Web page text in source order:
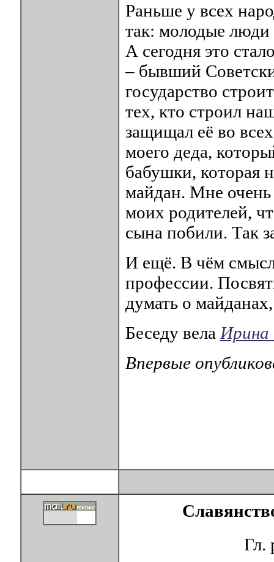
Раньше у всех
так: молодые люди
А сегодня это
– бывший
государство
тех, кто строил
защищал её во
моего деда,
бабушки, которая
майдан. Мне
моих родителей,
сына побили. Так
И ещё. В чём
профессии.
думать о
Беседу вела
Впервые
Гл.